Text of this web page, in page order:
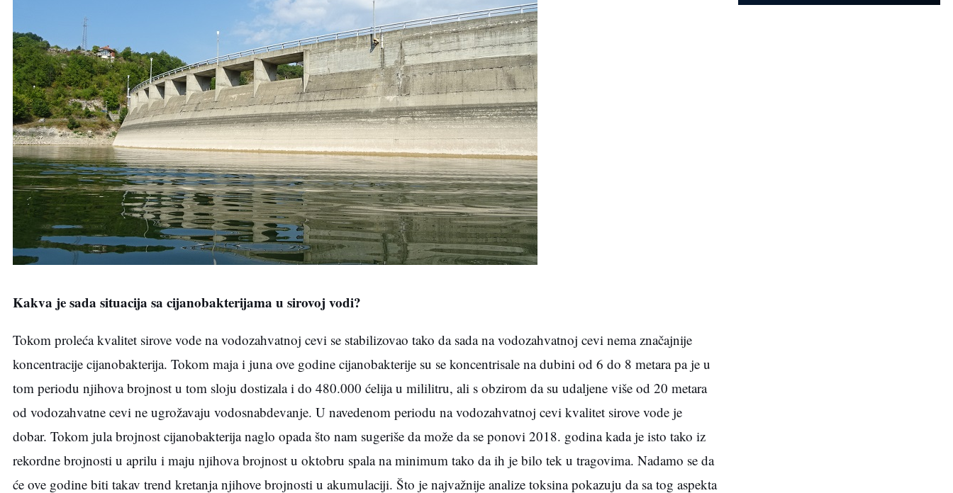
Kakva je sada situacija sa cijanobakterijama u sirovoj vodi?
Tokom proleća kvalitet sirove vode na vodozahvatnoj cevi se stabilizovao tako da sada na vodozahvatnoj cevi nema značajnije
koncentracije cijanobakterija. Tokom maja i juna ove godine cijanobakterije su se koncentrisale na dubini od 6 do 8 metara pa je u
tom periodu njihova brojnost u tom sloju dostizala i do 480.000 ćelija u mililitru, ali s obzirom da su udaljene više od 20 metara
od vodozahvatne cevi ne ugrožavaju vodosnabdevanje. U navedenom periodu na vodozahvatnoj cevi kvalitet sirove vode je
dobar. Tokom jula brojnost cijanobakterija naglo opada što nam sugeriše da može da se ponovi 2018. godina kada je isto tako iz
rekordne brojnosti u aprilu i maju njihova brojnost u oktobru spala na minimum tako da ih je bilo tek u tragovima. Nadamo se da
će ove godine biti takav trend kretanja njihove brojnosti u akumulaciji. Što je najvažnije analize toksina pokazuju da sa tog aspekta